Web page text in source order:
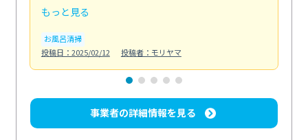
もっと見る
お風呂清掃
投稿日：2025/02/12
投稿者：モリヤマ
事業者の詳細情報を見る